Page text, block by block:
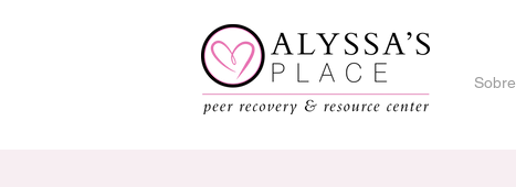
Sobre